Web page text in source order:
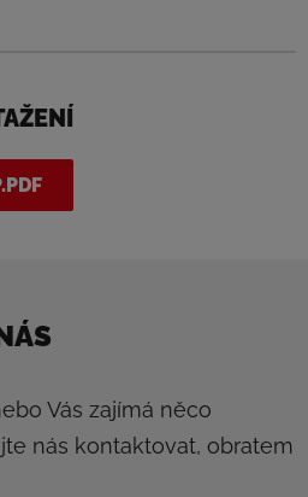
Vás zajímá něco
nás kontaktovat, obratem